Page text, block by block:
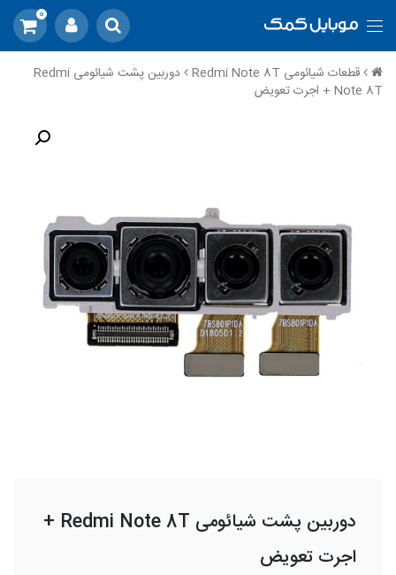
0
قطعات شیائومی Redmi Note 8T
دوربین پشت شیائومی Redmi
Note 8T + اجرت تعویض
دوربین پشت شیائومی Redmi Note 8T +
اجرت تعویض